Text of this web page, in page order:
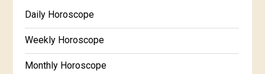
Daily Horoscope
Weekly Horoscope
Monthly Horoscope